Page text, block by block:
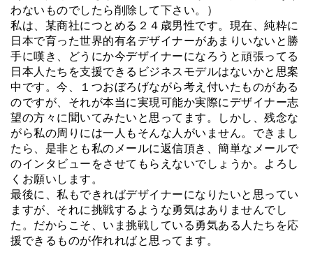
わないものでしたら削除して下さい。）
私は、某商社につとめる２４歳男性です。現在、純粋に
日本で育った世界的有名デザイナーがあまりいないと勝
手に嘆き、どうにか今デザイナーになろうと頑張ってる
日本人たちを支援できるビジネスモデルはないかと思案
中です。今、１つおぼろげながら考え付いたものがある
のですが、それが本当に実現可能か実際にデザイナー志
望の方々に聞いてみたいと思ってます。しかし、残念な
がら私の周りには一人もそんな人がいません。できまし
たら、是非とも私のメールに返信頂き、簡単なメールで
のインタビューをさせてもらえないでしょうか。よろし
くお願いします。
最後に、私もできればデザイナーになりたいと思ってい
ますが、それに挑戦するような勇気はありませんでし
た。だからこそ、いま挑戦している勇気ある人たちを応
援できるものが作れればと思ってます。